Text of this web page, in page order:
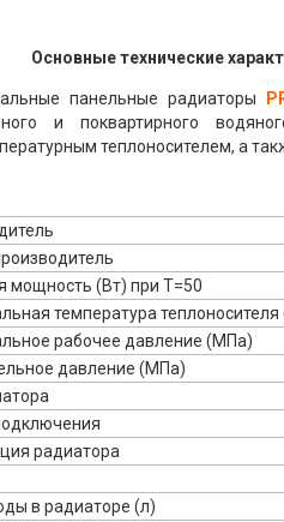
Основные технические
панельные радиаторы
и поквартирного
теплоносителем, а
мощность (Вт) при Т=50
температура теплоносителя
рабочее давление (МПа)
давление (МПа)
радиатора
в радиаторе (л)